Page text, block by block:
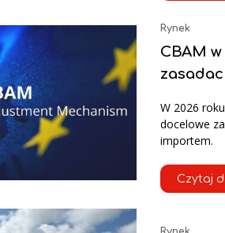
Rynek
CBAM
W 2026
docelowe
importem.
Czytaj